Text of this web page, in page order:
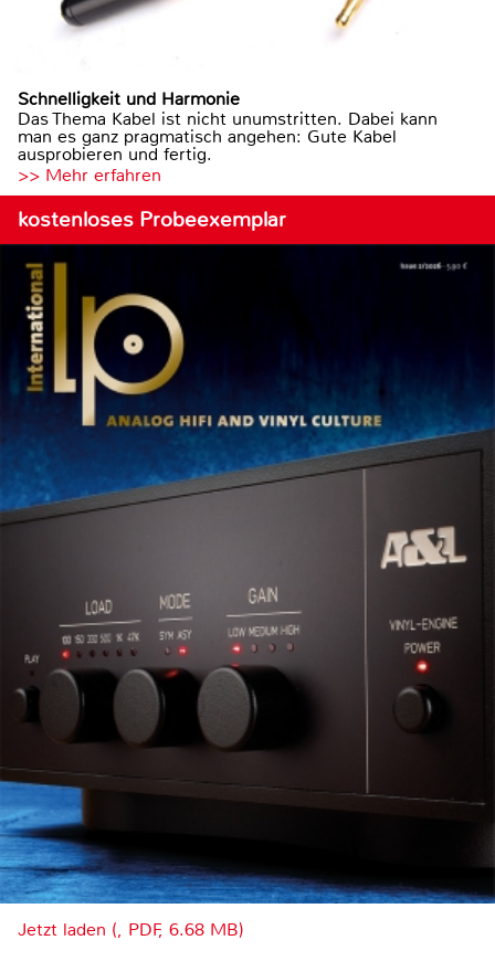
Schnelligkeit und Harmonie
Das Thema Kabel ist nicht unumstritten. Dabei kann
man es ganz pragmatisch angehen: Gute Kabel
ausprobieren und fertig.
>> Mehr erfahren
kostenloses Probeexemplar
Jetzt laden (, PDF, 6.68 MB)